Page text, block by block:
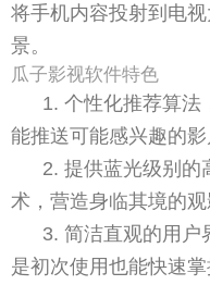
将手机内容投射到电
景。
瓜子影视软件特色
1. 个性化推荐算法
能推送可能感兴趣的影
2. 提供蓝光级别的
术，营造身临其境的观
3. 简洁直观的用户
是初次使用也能快速掌